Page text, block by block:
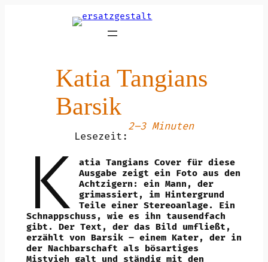
Katia Tangians
Barsik
Lesezeit:
2–3 Minuten
K
atia Tangians Cover für diese
Ausgabe zeigt ein Foto aus den
Achtzigern: ein Mann, der
grimassiert, im Hintergrund
Teile einer Stereoanlage. Ein
Schnappschuss, wie es ihn tausendfach
gibt. Der Text, der das Bild umfließt,
erzählt von Barsik – einem Kater, der in
der Nachbarschaft als bösartiges
Mistvieh galt und ständig mit den